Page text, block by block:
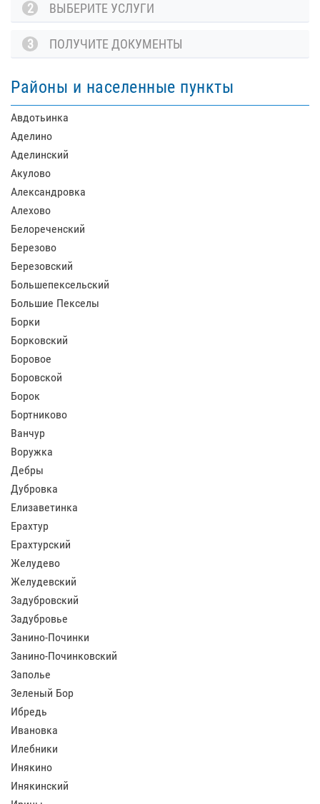
2 ВЫБЕРИТЕ УСЛУГИ
3 ПОЛУЧИТЕ ДОКУМЕНТЫ
Районы и населенные пункты
Авдотьинка
Аделино
Аделинский
Акулово
Александровка
Алехово
Белореченский
Березово
Березовский
Большепексельский
Большие Пекселы
Борки
Борковский
Боровое
Боровской
Борок
Бортниково
Ванчур
Воружка
Дебры
Дубровка
Елизаветинка
Ерахтур
Ерахтурский
Желудево
Желудевский
Задубровский
Задубровье
Занино-Починки
Занино-Починковский
Заполье
Зеленый Бор
Ибредь
Ивановка
Илебники
Инякино
Инякинский